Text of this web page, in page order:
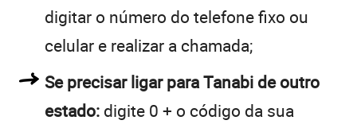
digitar o número do telefone fixo ou
celular e realizar a chamada;
Se precisar ligar para Tanabi de outro
estado: digite 0 + o código da sua